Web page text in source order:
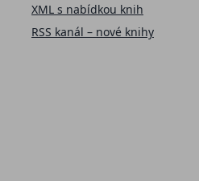
XML s nabídkou knih
RSS kanál – nové knihy